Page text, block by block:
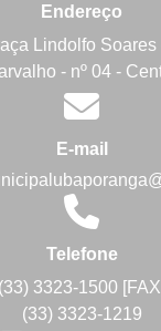
Endereço
Lindolfo Soares
- nº 04 -
E-mail
Telefone
(33) 3323-1500
(33) 3323-1219